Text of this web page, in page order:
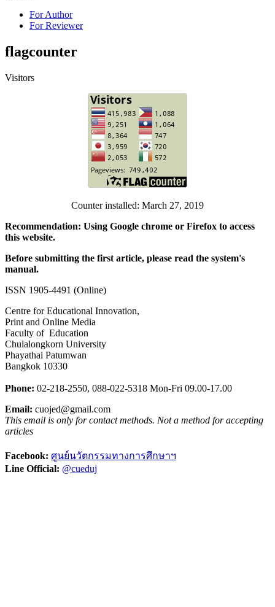
For Author
For Reviewer
flagcounter
Visitors
Counter installed: March 27, 2019
Recommendation: Using Google chrome or Firefox to access
this website.
Before submitting the first article, please read the system's
manual.
ISSN 1905-4491 (Online)
Centre for Educational Innovation,
Print and Online Media
Faculty of Education
Chulalongkorn University
Phayathai Patumwan
Bangkok 10330
Phone: 02-218-2550, 088-022-5318 Mon-Fri 09.00-17.00
Email: cuojed@gmail.com
This email is only for contact methods. Not a method for accepting
articles
Facebook: ศูนย์นวัตกรรมทางการศึกษาฯ
Line Official: @cueduj